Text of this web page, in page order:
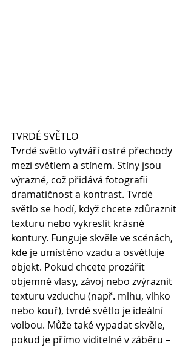
TVRDÉ SVĚTLO
Tvrdé světlo vytváří ostré přechody
mezi světlem a stínem. Stíny jsou
výrazné, což přidává fotografii
dramatičnost a kontrast. Tvrdé
světlo se hodí, když chcete zdůraznit
texturu nebo vykreslit krásné
kontury. Funguje skvěle ve scénách,
kde je umístěno vzadu a osvětluje
objekt. Pokud chcete prozářit
objemné vlasy, závoj nebo zvýraznit
texturu vzduchu (např. mlhu, vlhko
nebo kouř), tvrdé světlo je ideální
volbou. Může také vypadat skvěle,
pokud je přímo viditelné v záběru –